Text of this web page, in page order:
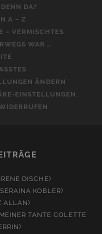
DA?
A – Z
– VERMISCHTES
WAR …
ÄNDERN
EINSTELLUNGEN
DISCHE)
KOBLER)
ALLAN)
TANTE COLETTE